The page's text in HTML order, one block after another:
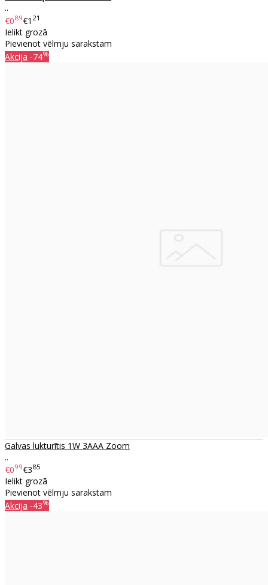
..
€089€1 21
Ielikt grozā
Pievienot vēlmju sarakstam
Akcija -74%
Galvas lukturītis 1W 3AAA Zoom
..
€099€385
Ielikt grozā
Pievienot vēlmju sarakstam
Akcija -43%